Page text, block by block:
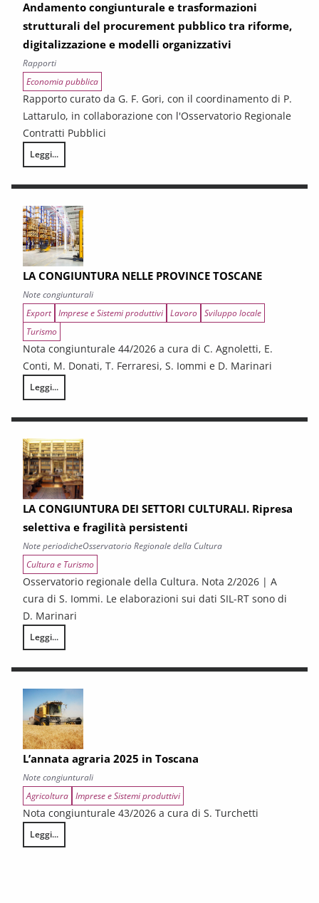
Andamento congiunturale e trasformazioni
strutturali del procurement pubblico tra riforme,
digitalizzazione e modelli organizzativi
Rapporti
Economia pubblica
Rapporto curato da G. F. Gori, con il coordinamento di P.
Lattarulo, in collaborazione con l'Osservatorio Regionale
Contratti Pubblici
Leggi...
I CONTRATTI PUBBLICI AL TERMINE DEL PNRR – Andamento
LA CONGIUNTURA NELLE PROVINCE TOSCANE
Note congiunturali
Export Imprese e Sistemi produttivi Lavoro Sviluppo locale
Turismo
Nota congiunturale 44/2026 a cura di C. Agnoletti, E.
Conti, M. Donati, T. Ferraresi, S. Iommi e D. Marinari
Leggi...
LA CONGIUNTURA NELLE PROVINCE TOSCANE
LA CONGIUNTURA DEI SETTORI CULTURALI. Ripresa
selettiva e fragilità persistenti
Note periodicheOsservatorio Regionale della Cultura
Cultura e Turismo
Osservatorio regionale della Cultura. Nota 2/2026 | A
cura di S. Iommi. Le elaborazioni sui dati SIL-RT sono di
D. Marinari
Leggi...
LA CONGIUNTURA DEI SETTORI CULTURALI. Ripresa selettiva e
L’annata agraria 2025 in Toscana
Note congiunturali
Agricoltura Imprese e Sistemi produttivi
Nota congiunturale 43/2026 a cura di S. Turchetti
Leggi...
L’annata agraria 2025 in Toscana